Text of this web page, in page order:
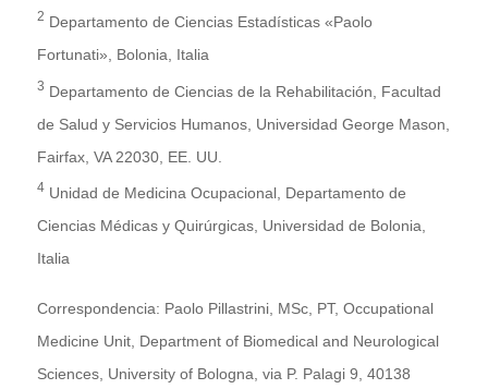
2 Departamento de Ciencias Estadísticas «Paolo
Fortunati», Bolonia, Italia
3 Departamento de Ciencias de la Rehabilitación, Facultad
de Salud y Servicios Humanos, Universidad George Mason,
Fairfax, VA 22030, EE. UU.
4Unidad de Medicina Ocupacional, Departamento de
Ciencias Médicas y Quirúrgicas, Universidad de Bolonia,
Italia
Correspondencia: Paolo Pillastrini, MSc, PT, Occupational
Medicine Unit, Department of Biomedical and Neurological
Sciences, University of Bologna, via P. Palagi 9, 40138